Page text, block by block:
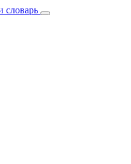
словарь